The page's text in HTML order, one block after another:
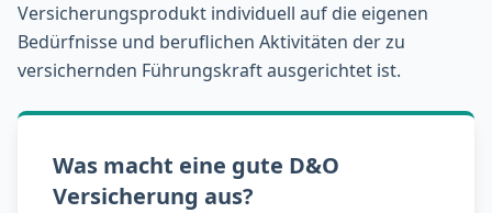
Versicherungsprodukt individuell auf die eigenen
Bedürfnisse und beruflichen Aktivitäten der zu
versichernden Führungskraft ausgerichtet ist.
Was macht eine gute D&O
Versicherung aus?